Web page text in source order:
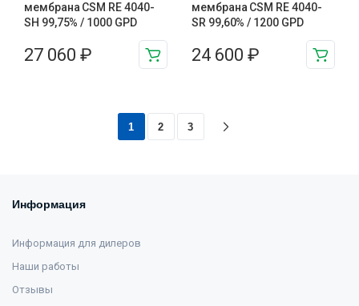
мембрана CSM RE 4040-
SH 99,75% / 1000 GPD
27 060 ₽
мембрана CSM RE 4040-
SR 99,60% / 1200 GPD
24 600 ₽
1 2 3
Информация
Информация для дилеров
Наши работы
Отзывы